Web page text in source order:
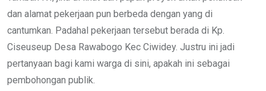
dan alamat pekerjaan pun berbeda dengan yang di
cantumkan. Padahal pekerjaan tersebut berada di Kp.
Ciseuseup Desa Rawabogo Kec Ciwidey. Justru ini jadi
pertanyaan bagi kami warga di sini, apakah ini sebagai
pembohongan publik.